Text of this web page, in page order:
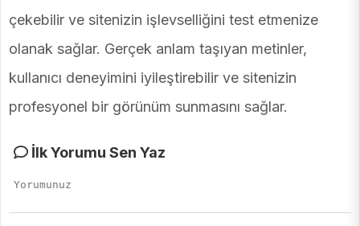
çekebilir ve sitenizin işlevselliğini test etmenize
olanak sağlar. Gerçek anlam taşıyan metinler,
kullanıcı deneyimini iyileştirebilir ve sitenizin
profesyonel bir görünüm sunmasını sağlar.
İlk Yorumu Sen Yaz